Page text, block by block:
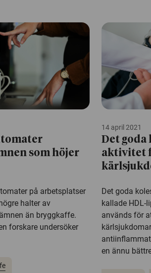
som höjer
på arbetsplatser
halter av
än bryggkaffe.
forskare undersöker
14 april 2021
Det
aktivitet
Det goda
kallade HDL-
används för
en ännu